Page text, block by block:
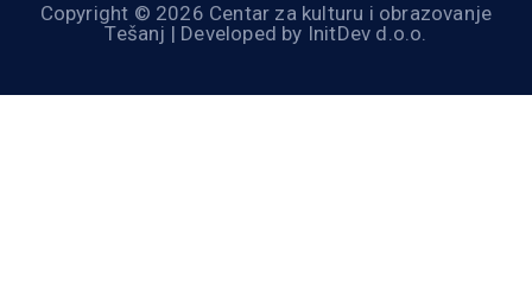
Copyright © 2026 Centar za kulturu i obrazovanje
Tešanj | Developed by InitDev d.o.o.